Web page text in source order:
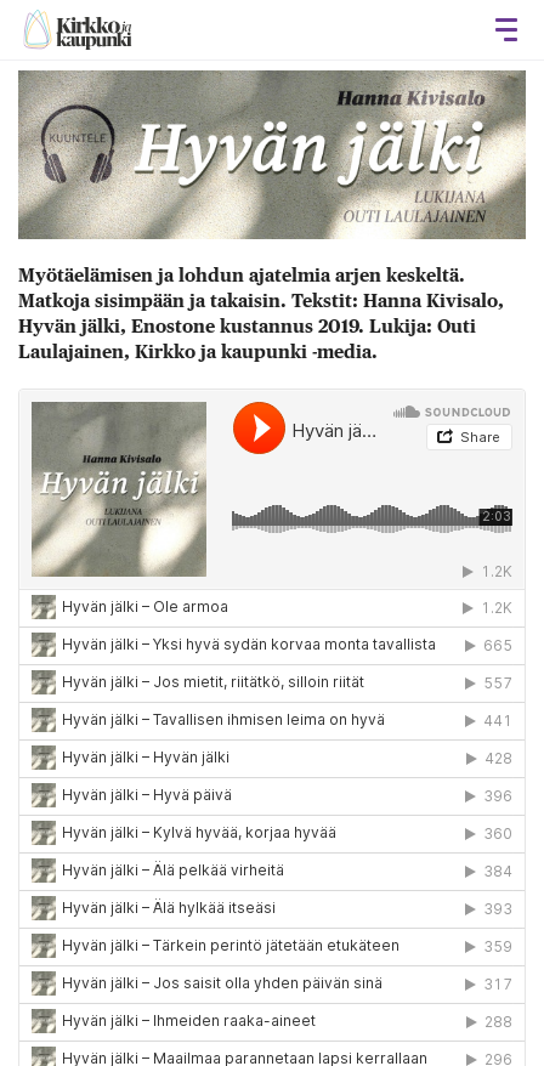
Myötäelämisen ja lohdun ajatelmia arjen keskeltä.
Matkoja sisimpään ja takaisin. Tekstit: Hanna Kivisalo,
Hyvän jälki, Enostone kustannus 2019. Lukija: Outi
Laulajainen, Kirkko ja kaupunki -media.